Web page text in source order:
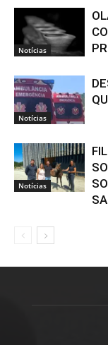
Notícias
Notícias
Notícias